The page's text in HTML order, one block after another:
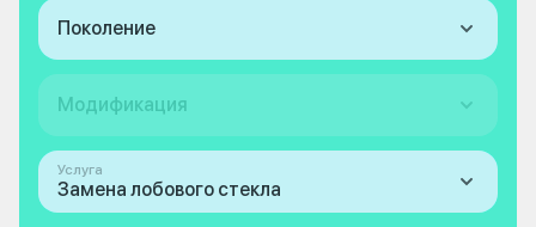
Поколение
Модификация
Услуга
Замена лобового стекла